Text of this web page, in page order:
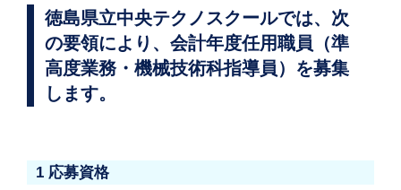
徳島県立中央テクノスクールでは、次
の要領により、会計年度任用職員（準
高度業務・機械技術科指導員）を募集
します。
1 応募資格